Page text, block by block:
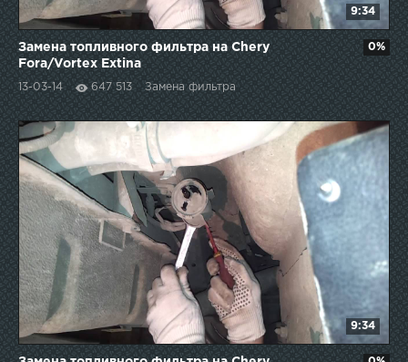
9:34
Замена топливного фильтра на Chery
Fora/Vortex Extina
13-03-14 647 513 Замена фильтра
0%
9:34